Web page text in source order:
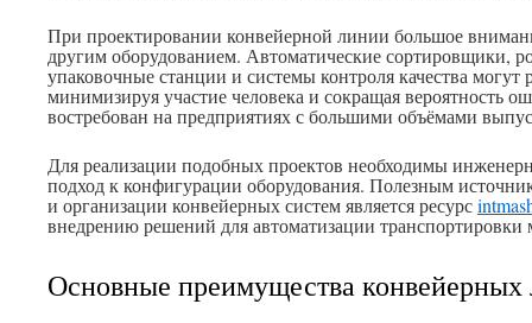
При проектировании конвейерной линии большое
другим оборудованием. Автоматические сортировщики,
упаковочные станции и системы контроля качества могут
минимизируя участие человека и сокращая вероятность
востребован на предприятиях с большими объёмами
Для реализации подобных проектов необходимы
подход к конфигурации оборудования. Полезным
и организации конвейерных систем является ресурс
внедрению решений для автоматизации транспортировки
Основные преимущества